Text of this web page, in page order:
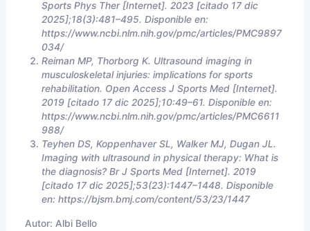
Sports Phys Ther [Internet]. 2023 [citado 17 dic
2025];18(3):481–495. Disponible en:
https://www.ncbi.nlm.nih.gov/pmc/articles/PMC9897
034/
Reiman MP, Thorborg K. Ultrasound imaging in
musculoskeletal injuries: implications for sports
rehabilitation. Open Access J Sports Med [Internet].
2019 [citado 17 dic 2025];10:49–61. Disponible en:
https://www.ncbi.nlm.nih.gov/pmc/articles/PMC6611
988/
Teyhen DS, Koppenhaver SL, Walker MJ, Dugan JL.
Imaging with ultrasound in physical therapy: What is
the diagnosis? Br J Sports Med [Internet]. 2019
[citado 17 dic 2025];53(23):1447–1448. Disponible
en: https://bjsm.bmj.com/content/53/23/1447
Autor: Albi Bello